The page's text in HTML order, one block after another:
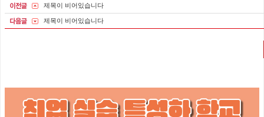
제목이 비어있습니다
제목이 비어있습니다